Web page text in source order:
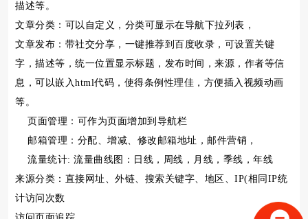
描述等。
文章分类：可以自定义，分类可显示在导航下拉列表，
文章发布：带社交分享，一键推荐到百度收录，可设置关键
字，描述等，统一位置显示标题，发布时间，来源，作者等信
息，可以嵌入html代码，使得条例性理佳，方便插入视频动画
等。
页面管理：可作为页面增加到导航栏
邮箱管理：分配、增减、修改邮箱地址，邮件营销，
流量统计: 流量曲线图：日线，周线，月线，季线，年线
来源分类：直接网址、外链、搜索关键字、地区、IP(相同IP统
计访问次数